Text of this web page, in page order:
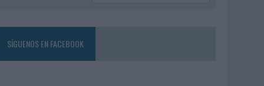
SÍGUENOS EN FACEBOOK